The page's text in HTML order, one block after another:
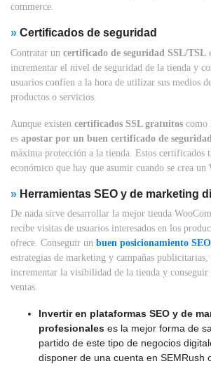
commerce.
» Certificados de seguridad
Contratar un certificado de seguridad SSL/TSL
incrementar el nivel de seguridad de la tienda y
usuarios confíen a la hora de utilizar sus medios
productos o servicios.
Aunque existen certificados SSL gratuitos como
es apostar por un buen certificado de seguridad
máxima protección a la tienda. Estos certificados
económico que hay que asumir cuando se crea un
» Herramientas SEO y de marketing
De nada sirve desarrollar la mejor tienda
recibe visitas de usuarios interesados en los
ofrece. Conseguir un buen posicionamiento SEO
estrategias de marketing y campañas publicitarias,
incrementar la visibilidad de la tienda y conseguir
ventas.
Invertir en plataformas SEO y de
profesionales es la mejor forma de
partido de este tipo de negocios
disponer de una cuenta en SEMRush